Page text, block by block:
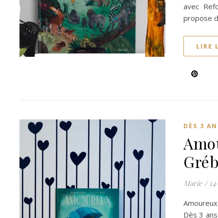
avec
propose
LIRE
DÈS 3
Marie /
Dès 3